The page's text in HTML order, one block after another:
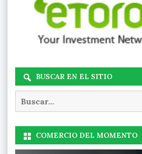
BUSCAR EN EL SITIO
COMERCIO DEL MOMENTO